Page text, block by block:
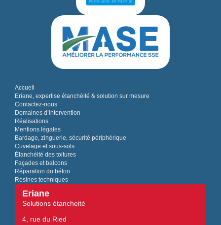
Accueil
Eriane, expertise étanchéité & solution sur mesure
Contactez-nous
Domaines d’intervention
Réalisations
Mentions légales
Bardage, zinguerie, sécurité périphérique
Cuvelage et sous-sols
Étanchéité des toitures
Façades et balcons
Réparation du béton
Résines techniques
Eriane
Solutions étancheité
4, rue du Ried